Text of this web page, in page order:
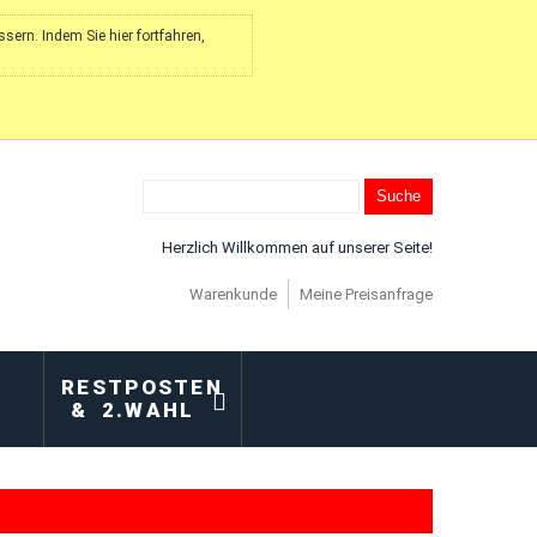
Indem Sie hier fortfahren,
Suche
Herzlich Willkommen auf unserer Seite!
Warenkunde Meine Preisanfrage
RESTPOSTEN
& 2.WAHL